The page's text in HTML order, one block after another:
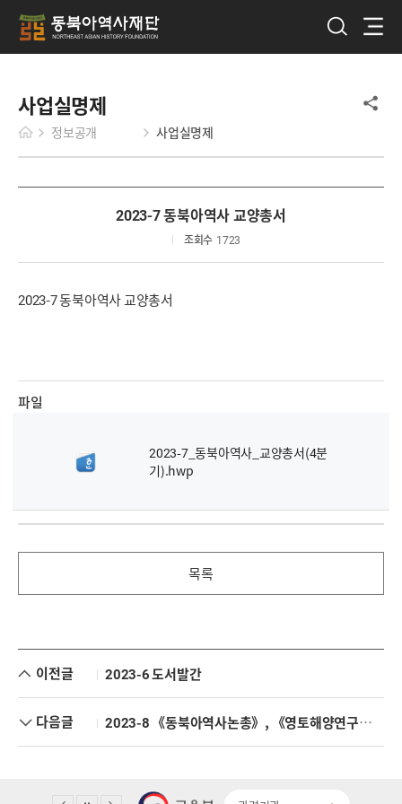
사업실명제
정보공개 사업실명제
2023-7 동북아역사 교양총서
조회수 1723
2023-7 동북아역사 교양총서
파일
2023-7_동북아역사_교양총서(4분
기).hwp
목록
이전글 2023-6 도서발간
다음글 2023-8 《동북아역사논총》, 《영토해양연구》 발간